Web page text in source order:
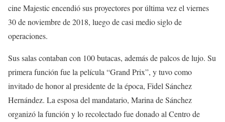
cine Majestic encendió sus proyectores por última vez el viernes
30 de noviembre de 2018, luego de casi medio siglo de
operaciones.
Sus salas contaban con 100 butacas, además de palcos de lujo. Su
primera función fue la película “Grand Prix”, y tuvo como
invitado de honor al presidente de la época, Fidel Sánchez
Hernández. La esposa del mandatario, Marina de Sánchez
organizó la función y lo recolectado fue donado al Centro de